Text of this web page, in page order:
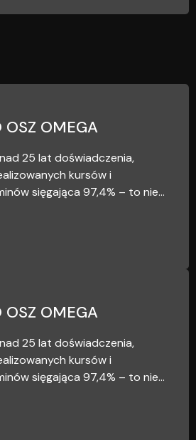
OSZ OMEGA
25 lat doświadczenia,
kursów i
sięgająca 97,4% – to nie...
OSZ OMEGA
25 lat doświadczenia,
kursów i
sięgająca 97,4% – to nie...